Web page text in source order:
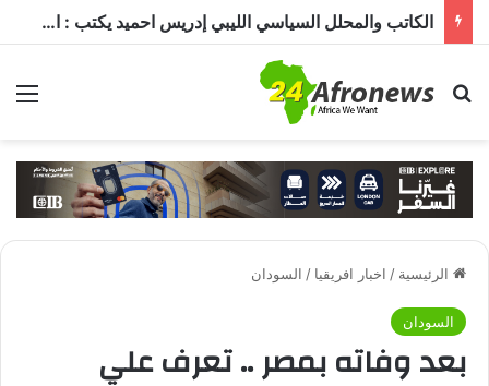
الكاتب والمحلل السياسي الليبي إدريس احميد يكتب : الكاميرون في ظل غياب بول بيا… قراءة في المشهد وأسباب الغياب ومآلات الأوضاع
بحث عن
الرئيسية / اخبار افريقيا / السودان
السودان
بعد وفاته بمصر .. تعرف علي